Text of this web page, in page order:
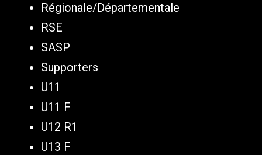
Régionale/Départementale
RSE
SASP
Supporters
U11
U11 F
U12 R1
U13 F